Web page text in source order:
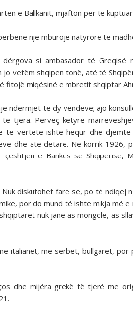
e Ballkanit, mjafton për të
një mburojë natyrore të
si ambasador të Greqisë
vetëm shqipen tonë, atë të
fitojë miqësinë e mbretit shqiptar
ndërmjet të dy vendeve; ajo
tjera. Përveç këtyre
të vërtetë ishte hequr dhe
dhe atë detare. Në korrik 1926,
e Bankës së Shqipërisë,
diskutohet fare se, po të ndiqej
por do mund të ishte mikja më
nuk janë as mongolë, as
italianët, me serbët, bullgarët, por
dhe mijëra grekë të tjerë me